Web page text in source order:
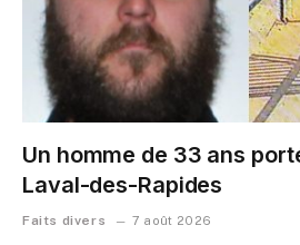
Un homme de 33 ans
Laval-des-Rapides
Faits divers 7 août 2026